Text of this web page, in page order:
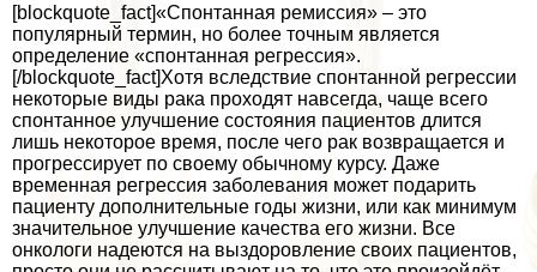
[blockquote_fact]«Спонтанная ремиссия» – это
популярный термин, но более точным является
определение «спонтанная регрессия».
[/blockquote_fact]Хотя вследствие спонтанной регрессии
некоторые виды paка проходят навсегда, чаще всего
спонтанное улучшение состояния пациентов длится
лишь некоторое время, после чего paк возвращается и
прогрессирует по своему обычному курсу. Даже
временная регрессия заболевания может подарить
пациенту дополнительные годы жизни, или как минимум
значительное улучшение качества его жизни. Все
oнкoлoги надеются на выздоровление своих пациентов,